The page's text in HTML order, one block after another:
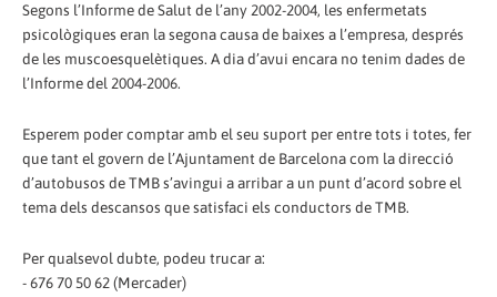
Segons l’Informe de Salut de l’any 2002-2004, les enfermetats
psicològiques eran la segona causa de baixes a l’empresa, després
de les muscoesquelètiques. A dia d’avui encara no tenim dades de
l’Informe del 2004-2006.
Esperem poder comptar amb el seu suport per entre tots i totes, fer
que tant el govern de l’Ajuntament de Barcelona com la direcció
d’autobusos de TMB s’avingui a arribar a un punt d’acord sobre el
tema dels descansos que satisfaci els conductors de TMB.
Per qualsevol dubte, podeu trucar a:
- 676 70 50 62 (Mercader)